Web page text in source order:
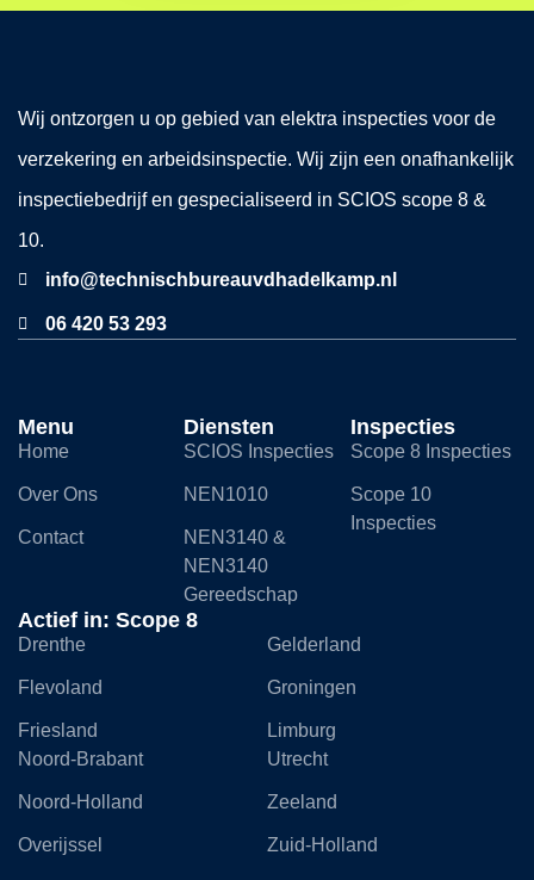
Wij ontzorgen u op gebied van elektra inspecties voor de
verzekering en arbeidsinspectie. Wij zijn een onafhankelijk
inspectiebedrijf en gespecialiseerd in SCIOS scope 8 &
10.
info@technischbureauvdhadelkamp.nl
06 420 53 293
Menu
Home
Over Ons
Contact
Diensten
SCIOS Inspecties
NEN1010
NEN3140 &
NEN3140
Gereedschap
Inspecties
Scope 8 Inspecties
Scope 10
Inspecties
Actief in: Scope 8
Drenthe
Flevoland
Friesland
Gelderland
Groningen
Limburg
Noord-Brabant
Noord-Holland
Overijssel
Utrecht
Zeeland
Zuid-Holland